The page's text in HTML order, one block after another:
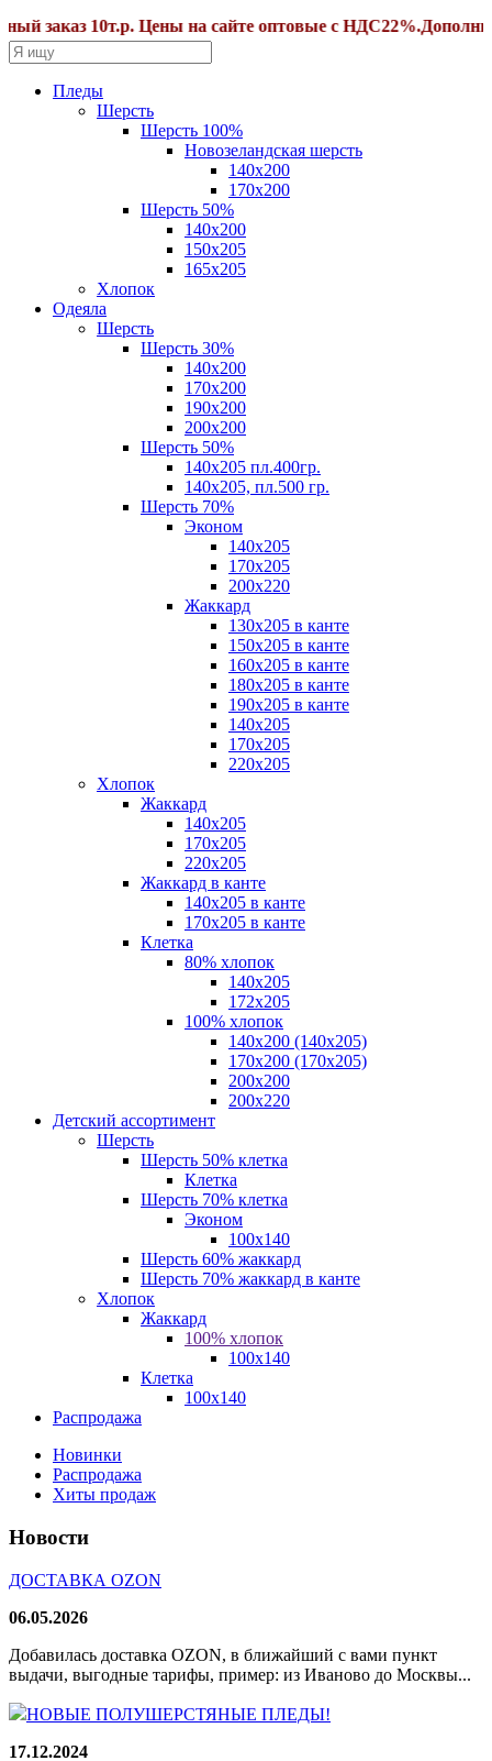
10т.р. Цены на сайте оптовые с
Пледы
Шерсть
Шерсть 100%
Новозеландская шерсть
140х200
170x200
Шерсть 50%
140x200
150х205
165х205
Хлопок
Одеяла
Шерсть
Шерсть 30%
140х200
170х200
190х200
200х200
Шерсть 50%
140х205 пл.400гр.
140х205, пл.500 гр.
Шерсть 70%
Эконом
140х205
170х205
200х220
Жаккард
130х205 в канте
150х205 в канте
160х205 в канте
180х205 в канте
190х205 в канте
140х205
170х205
220х205
Хлопок
Жаккард
140x205
170х205
220х205
Жаккард в канте
140х205 в канте
170х205 в канте
Клетка
80% хлопок
140x205
172х205
100% хлопок
140x200 (140х205)
170x200 (170х205)
200х200
200х220
Детский ассортимент
Шерсть
Шерсть 50% клетка
Клетка
Шерсть 70% клетка
Эконом
100x140
Шерсть 60% жаккард
Шерсть 70% жаккард в канте
Хлопок
Жаккард
100% хлопок
100x140
Клетка
100х140
Распродажа
Новинки
Распродажа
Хиты продаж
Новости
ДОСТАВКА OZON
06.05.2026
Добавилась доставка OZON, в ближайший с вами пункт
выдачи, выгодные тарифы, пример: из Иваново до Москвы...
НОВЫЕ ПОЛУШЕРСТЯНЫЕ ПЛЕДЫ!
17.12.2024